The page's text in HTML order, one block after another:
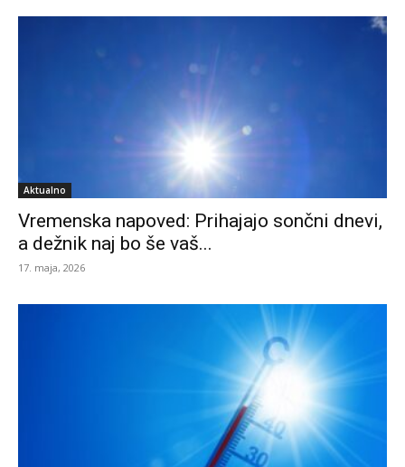
Aktualno
Vremenska napoved: Prihajajo sončni dnevi,
a dežnik naj bo še vaš...
17. maja, 2026